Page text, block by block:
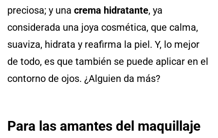
preciosa; y una crema hidratante, ya
considerada una joya cosmética, que calma,
suaviza, hidrata y reafirma la piel. Y, lo mejor
de todo, es que también se puede aplicar en el
contorno de ojos. ¿Alguien da más?
Para las amantes del maquillaje